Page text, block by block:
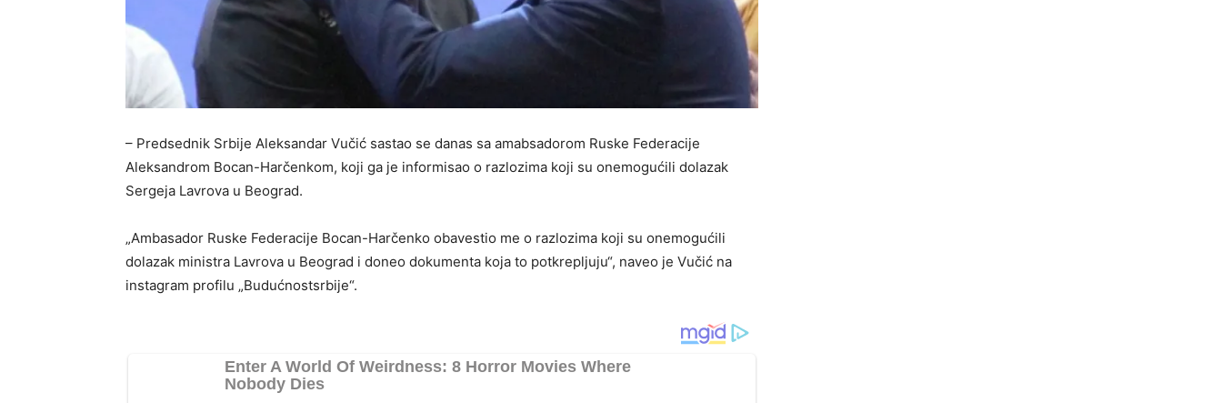
– Predsednik Srbije Aleksandar Vučić sastao se danas sa amabsadorom Ruske Federacije
Aleksandrom Bocan-Harčenkom, koji ga je informisao o razlozima koji su onemogućili dolazak
Sergeja Lavrova u Beograd.
„Ambasador Ruske Federacije Bocan-Harčenko obavestio me o razlozima koji su onemogućili
dolazak ministra Lavrova u Beograd i doneo dokumenta koja to potkrepljuju“, naveo je Vučić na
instagram profilu „Budućnostsrbije“.